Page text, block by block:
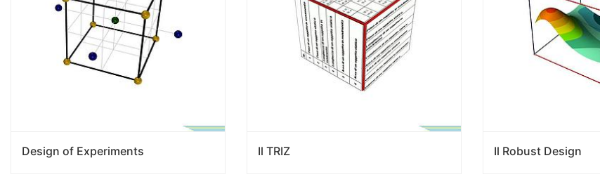
Design of Experiments Il TRIZ Il Robust Design